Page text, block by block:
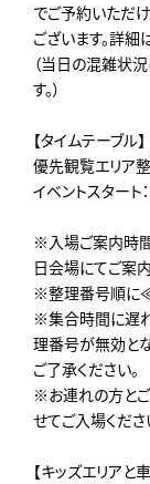
でご予約いただ
ございます。詳細
（当日の混雑状
す。）
【タイムテーブル】
優先観覧エリア
イベントスタート
※入場ご案内時
日会場にてご案
※整理番号順に≪
※集合時間に遅
理番号が無効と
ご了承ください。
※お連れの方と
せてご入場くださ
【キッズエリアと